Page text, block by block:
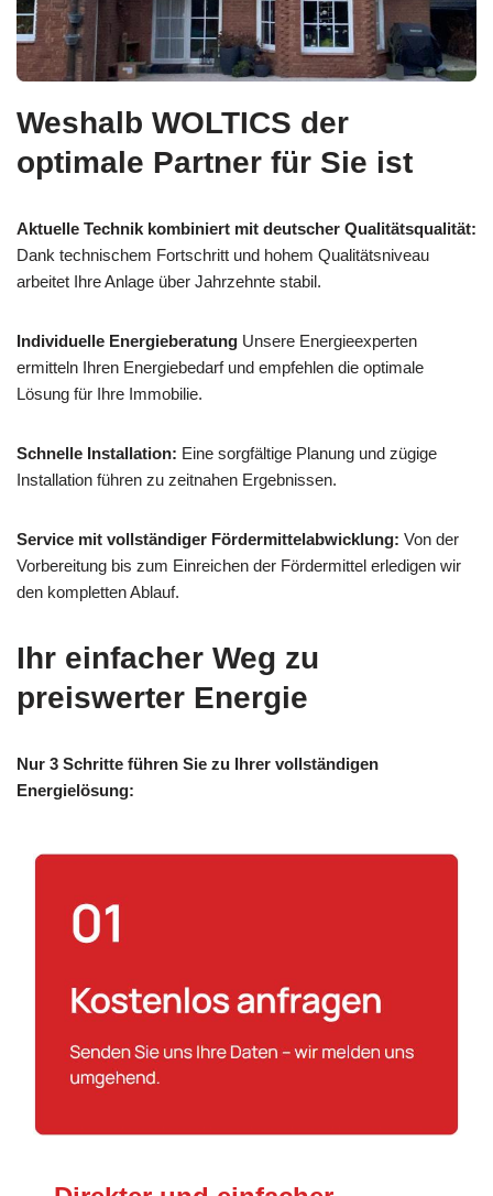
Weshalb WOLTICS der
optimale Partner für Sie ist
Aktuelle Technik kombiniert mit deutscher Qualitätsqualität:
Dank technischem Fortschritt und hohem Qualitätsniveau
arbeitet Ihre Anlage über Jahrzehnte stabil.
Individuelle Energieberatung Unsere Energieexperten
ermitteln Ihren Energiebedarf und empfehlen die optimale
Lösung für Ihre Immobilie.
Schnelle Installation: Eine sorgfältige Planung und zügige
Installation führen zu zeitnahen Ergebnissen.
Service mit vollständiger Fördermittelabwicklung: Von der
Vorbereitung bis zum Einreichen der Fördermittel erledigen wir
den kompletten Ablauf.
Ihr einfacher Weg zu
preiswerter Energie
Nur 3 Schritte führen Sie zu Ihrer vollständigen
Energielösung: